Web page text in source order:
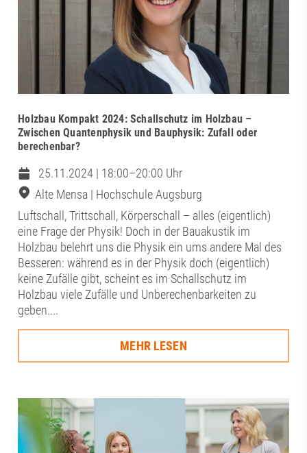
Holzbau Kompakt 2024: Schallschutz im Holzbau –
Zwischen Quantenphysik und Bauphysik: Zufall oder
berechenbar?
25.11.2024 | 18:00–20:00 Uhr
Alte Mensa | Hochschule Augsburg
Luftschall, Trittschall, Körperschall – alles (eigentlich)
eine Frage der Physik! Doch in der Bauakustik im
Holzbau belehrt uns die Physik ein ums andere Mal des
Besseren: während es in der Physik doch (eigentlich)
keine Zufälle gibt, scheint es im Schallschutz im
Holzbau viele Zufälle und Unberechenbarkeiten zu
geben....
MEHR LESEN